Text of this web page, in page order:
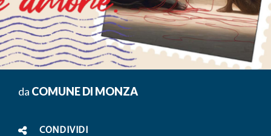
da COMUNE DI MONZA
CONDIVIDI